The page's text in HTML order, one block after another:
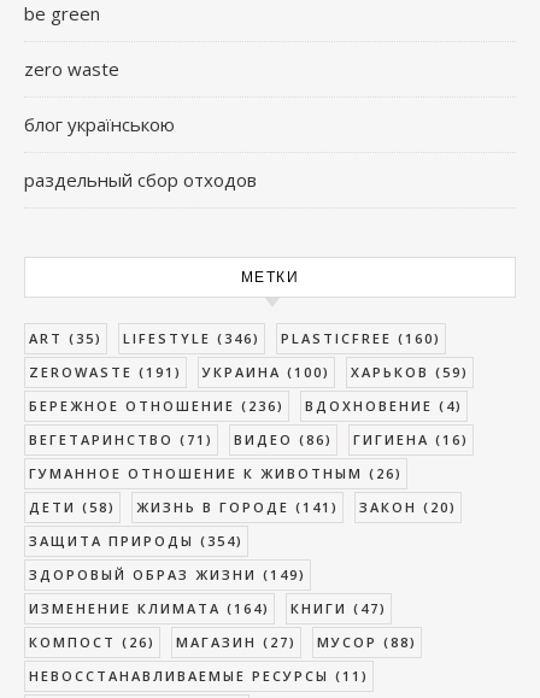
be green
zero waste
блог українською
раздельный сбор отходов
МЕТКИ
ART (35) LIFESTYLE (346) PLASTICFREE (160)
ZEROWASTE (191) УКРАИНА (100) ХАРЬКОВ (59)
БЕРЕЖНОЕ ОТНОШЕНИЕ (236) ВДОХНОВЕНИЕ (4)
ВЕГЕТАРИНСТВО (71) ВИДЕО (86) ГИГИЕНА (16)
ГУМАННОЕ ОТНОШЕНИЕ К ЖИВОТНЫМ (26)
ДЕТИ (58) ЖИЗНЬ В ГОРОДЕ (141) ЗАКОН (20)
ЗАЩИТА ПРИРОДЫ (354)
ЗДОРОВЫЙ ОБРАЗ ЖИЗНИ (149)
ИЗМЕНЕНИЕ КЛИМАТА (164) КНИГИ (47)
КОМПОСТ (26) МАГАЗИН (27) МУСОР (88)
НЕВОССТАНАВЛИВАЕМЫЕ РЕСУРСЫ (11)